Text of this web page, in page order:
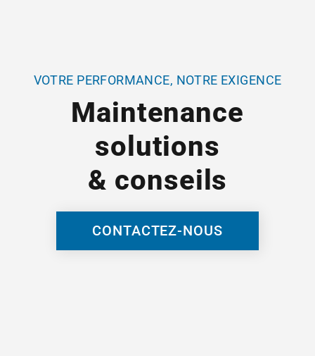
VOTRE PERFORMANCE, NOTRE EXIGENCE
Maintenance
solutions
& conseils
CONTACTEZ-NOUS